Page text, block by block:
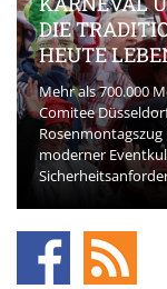
DIE
HEUTE
Mehr als 700.000
Comitee
moderner